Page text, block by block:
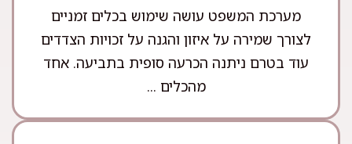
מערכת המשפט עושה שימוש בכלים זמניים
לצורך שמירה על איזון והגנה על זכויות הצדדים
עוד בטרם ניתנה הכרעה סופית בתביעה. אחד
מהכלים ...